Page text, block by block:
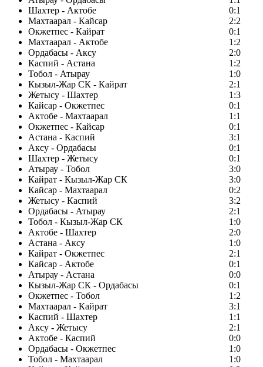
Шахтер - Актобе
0:1
Махтаарал - Кайсар
2:2
Окжетпес - Кайрат
0:1
Махтаарал - Актобе
1:2
Ордабасы - Аксу
2:0
Каспий - Астана
1:2
Тобол - Атырау
1:0
Кызыл-Жар СК - Кайрат
2:1
Жетысу - Шахтер
1:3
Кайсар - Окжетпес
0:1
Актобе - Махтаарал
1:1
Окжетпес - Кайсар
0:1
Астана - Каспий
3:1
Аксу - Ордабасы
0:1
Шахтер - Жетысу
0:1
Атырау - Тобол
3:0
Кайрат - Кызыл-Жар СК
3:0
Кайсар - Махтаарал
0:2
Жетысу - Каспий
3:2
Ордабасы - Атырау
2:1
Тобол - Кызыл-Жар СК
1:0
Актобе - Шахтер
2:0
Астана - Аксу
1:0
Кайрат - Окжетпес
2:1
Кайсар - Актобе
0:1
Атырау - Астана
0:0
Кызыл-Жар СК - Ордабасы
0:1
Окжетпес - Тобол
1:2
Махтаарал - Кайрат
3:1
Каспий - Шахтер
1:1
Аксу - Жетысу
2:1
Актобе - Каспий
0:0
Ордабасы - Окжетпес
1:0
Тобол - Махтаарал
1:0